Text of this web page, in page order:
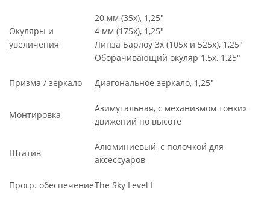
Окуляры и
увеличения
20 мм (35x), 1,25"
4 мм (175х), 1,25"
Линза Барлоу 3х (105x и 525х), 1,25"
Оборачивающий окуляр 1,5х, 1,25"
Призма / зеркало Диагональное зеркало, 1,25"
Монтировка
Азимутальная, с механизмом тонких
движений по высоте
Штатив
Алюминиевый, с полочкой для
аксессуаров
Прогр. обеспечениеThe Sky Level I